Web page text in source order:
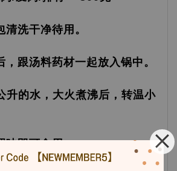
洗干净待用。
跟汤料药材一起放入锅中。
升的水，大火煮沸后，转温小
味即可食用。